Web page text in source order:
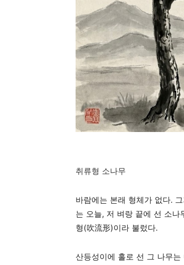
취류형 소나무
바람에는 본래 형체가 없다.
는 오늘, 저 벼랑 끝에 선 소나
형(吹流形)이라 불렀다.
산등성이에 홀로 선 그 나무